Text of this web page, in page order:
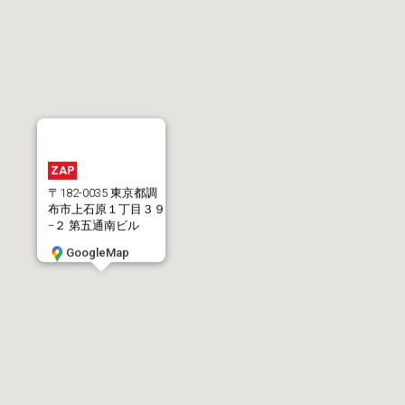
ZAP
〒182-0035 東京都調
布市上石原１丁目３９
−２ 第五通南ビル
GoogleMap